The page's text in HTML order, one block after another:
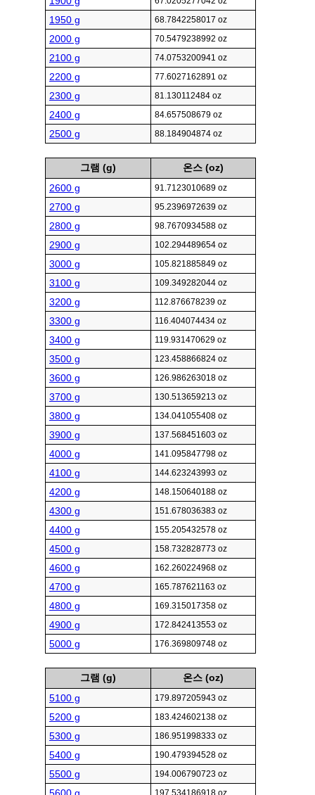
1950 g 68.7842258017 oz
2000 g 70.5479238992 oz
2100 g 74.0753200941 oz
2200 g 77.6027162891 oz
2300 g 81.130112484 oz
2400 g 84.657508679 oz
2500 g 88.184904874 oz
그램 (g)
온스 (oz)
2600 g
91.7123010689 oz
2700 g 95.2396972639 oz
2800 g 98.7670934588 oz
2900 g 102.294489654 oz
3000 g 105.821885849 oz
3100 g 109.349282044 oz
3200 g 112.876678239 oz
3300 g 116.404074434 oz
3400 g 119.931470629 oz
3500 g 123.458866824 oz
3600 g 126.986263018 oz
3700 g 130.513659213 oz
3800 g 134.041055408 oz
3900 g 137.568451603 oz
4000 g 141.095847798 oz
4100 g 144.623243993 oz
4200 g 148.150640188 oz
4300 g 151.678036383 oz
4400 g 155.205432578 oz
4500 g 158.732828773 oz
4600 g 162.260224968 oz
4700 g 165.787621163 oz
4800 g 169.315017358 oz
4900 g 172.842413553 oz
5000 g 176.369809748 oz
그램 (g)
온스 (oz)
5100 g
179.897205943 oz
5200 g 183.424602138 oz
5300 g 186.951998333 oz
5400 g 190.479394528 oz
5500 g 194.006790723 oz
197.534186918 oz